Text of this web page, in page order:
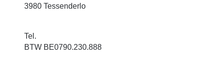
3980 Tessenderlo
Tel.
BTW BE0790.230.888